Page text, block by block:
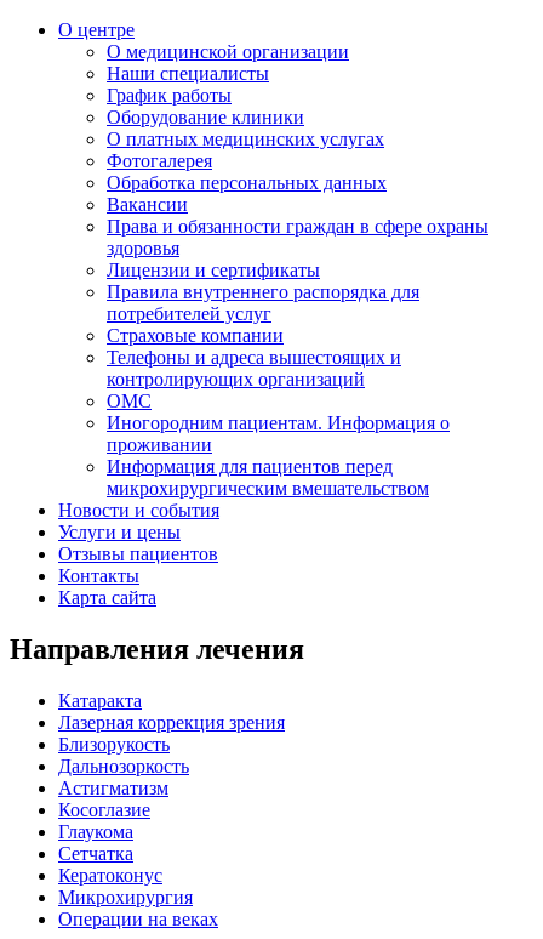
О центре
О медицинской организации
Наши специалисты
График работы
Оборудование клиники
О платных медицинских услугах
Фотогалерея
Обработка персональных данных
Вакансии
Права и обязанности граждан в сфере охраны
здоровья
Лицензии и сертификаты
Правила внутреннего распорядка для
потребителей услуг
Страховые компании
Телефоны и адреса вышестоящих и
контролирующих организаций
ОМС
Иногородним пациентам. Информация о
проживании
Информация для пациентов перед
микрохирургическим вмешательством
Новости и события
Услуги и цены
Отзывы пациентов
Контакты
Карта сайта
Направления лечения
Катаракта
Лазерная коррекция зрения
Близорукость
Дальнозоркость
Астигматизм
Косоглазие
Глаукома
Сетчатка
Кератоконус
Микрохирургия
Операции на веках